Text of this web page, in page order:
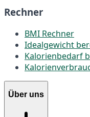
Rechner
BMI Rechner
Idealgewicht
Kalorienbedarf
Über uns